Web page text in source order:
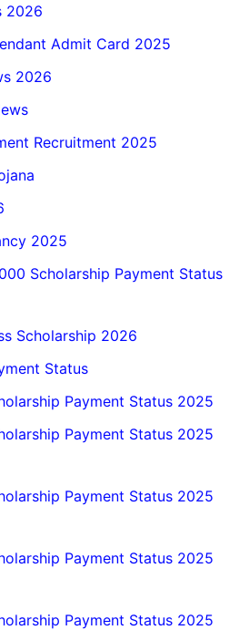
2026
Admit Card 2025
2026
Recruitment 2025
2025
Scholarship Payment Status
Scholarship 2026
Status
Payment Status 2025
Payment Status 2025
Payment Status 2025
Payment Status 2025
Payment Status 2025